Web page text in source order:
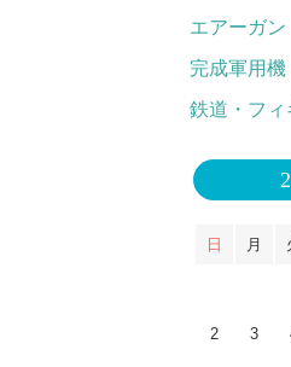
エアーガン
完成軍用機
鉄道・フ
日 月
2 3